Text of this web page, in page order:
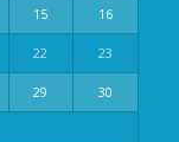
15 16
22 23
29 30